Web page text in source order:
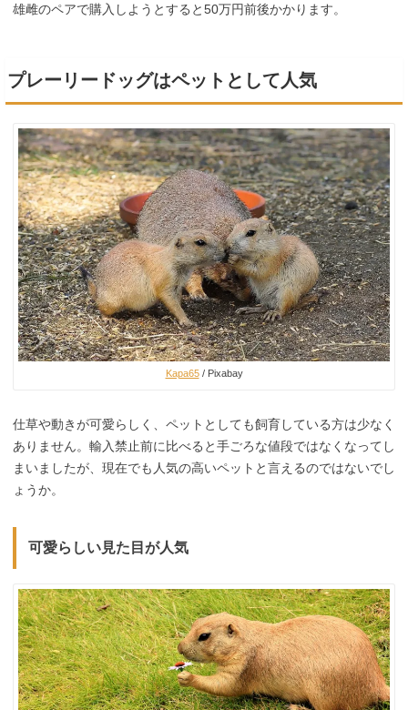
雄雌のペアで購入しようとすると50万円前後かかります。
プレーリードッグはペットとして人気
Kapa65/ Pixabay
仕草や動きが可愛らしく、ペットとしても飼育している方は少なく
ありません。輸入禁止前に比べると手ごろな値段ではなくなってし
まいましたが、現在でも人気の高いペットと言えるのではないでし
ょうか。
可愛らしい見た目が人気